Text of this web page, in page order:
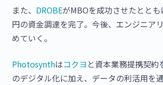
また、 DROBEがMBOを成功させたととも
円の資金調達を完了。今後、エンジニア
めていく。
Photosynthはコクヨ と資本業務提携契
のデジタル化に加え、データの利活用を